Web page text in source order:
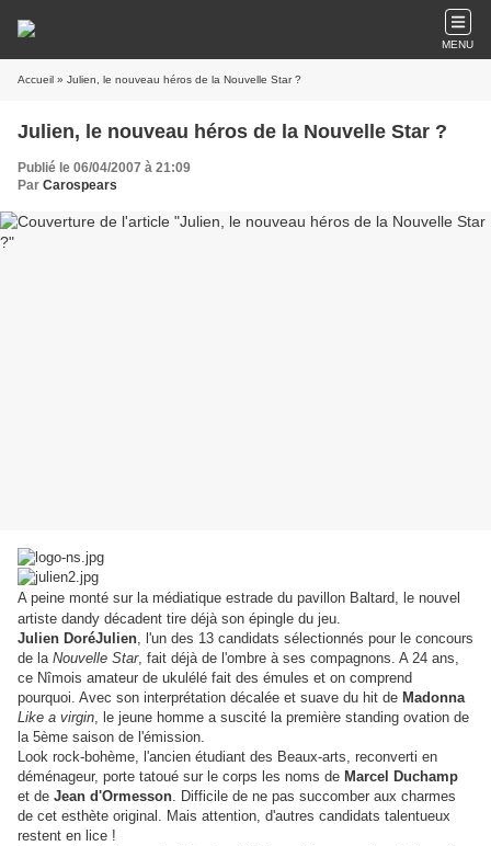
MENU
Accueil » Julien, le nouveau héros de la Nouvelle Star ?
Julien, le nouveau héros de la Nouvelle Star ?
Publié le 06/04/2007 à 21:09
Par Carospears
A peine monté sur la médiatique estrade du pavillon Baltard, le nouvel
artiste dandy décadent tire déjà son épingle du jeu.
Julien DoréJulien, l'un des 13 candidats sélectionnés pour le concours
de la Nouvelle Star, fait déjà de l'ombre à ses compagnons. A 24 ans,
ce Nîmois amateur de ukulélé fait des émules et on comprend
pourquoi. Avec son interprétation décalée et suave du hit de Madonna
Like a virgin, le jeune homme a suscité la première standing ovation de
la 5ème saison de l'émission.
Look rock-bohème, l'ancien étudiant des Beaux-arts, reconverti en
déménageur, porte tatoué sur le corps les noms de Marcel Duchamp
et de Jean d'Ormesson. Difficile de ne pas succomber aux charmes
de cet esthète original. Mais attention, d'autres candidats talentueux
restent en lice !